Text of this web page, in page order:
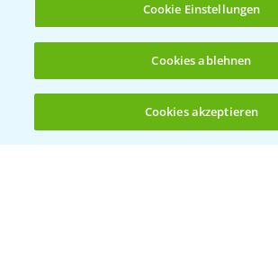
(noch 4)
Allgemeine Nutzungsbedingungen
Impressum
Gebrauchshinweise
Cookie Einstellungen
Cookies ablehnen
Cookies akzeptieren